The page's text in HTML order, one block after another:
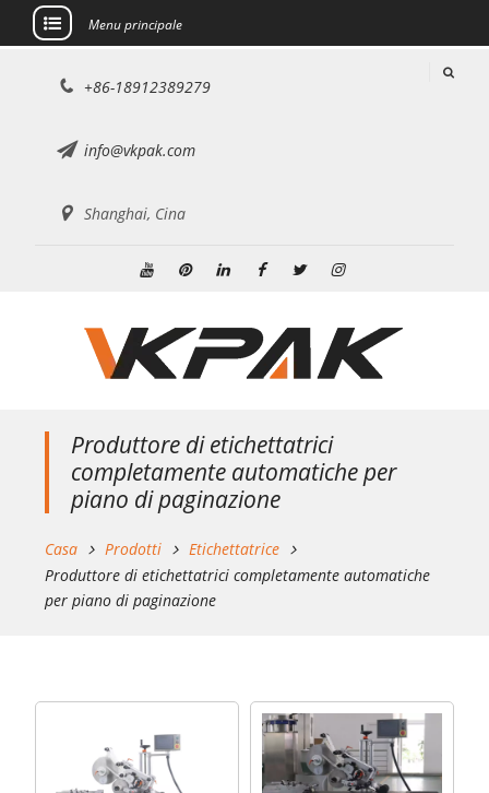
Menu principale
+86-18912389279
info@vkpak.com
Shanghai, Cina
Produttore di etichettatrici
completamente automatiche per
piano di paginazione
Casa Prodotti
Etichettatrice
Produttore di etichettatrici completamente automatiche
per piano di paginazione